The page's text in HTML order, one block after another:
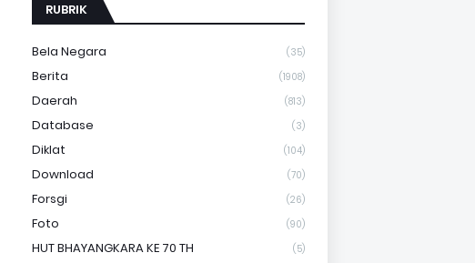
RUBRIK
Bela Negara (35)
Berita (1908)
Daerah (813)
Database (3)
Diklat (104)
Download (70)
Forsgi (26)
Foto (90)
HUT BHAYANGKARA KE 70 TH (5)